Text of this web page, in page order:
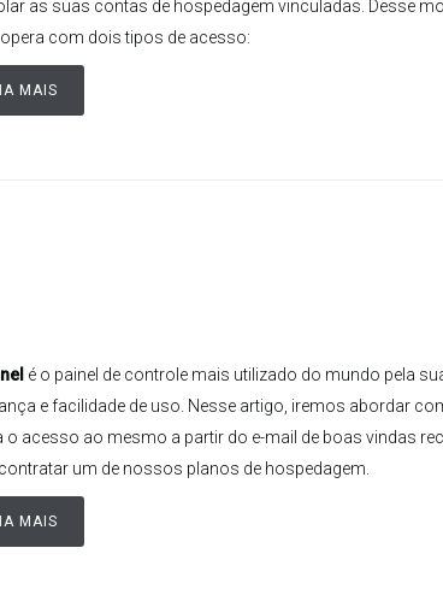
as suas contas de hospedagem vinculadas. Desse
com dois tipos de acesso:
MAIS
é o painel de controle mais utilizado do mundo pela
e facilidade de uso. Nesse artigo, iremos abordar
o acesso ao mesmo a partir do e-mail de boas vindas
um de nossos planos de hospedagem.
MAIS